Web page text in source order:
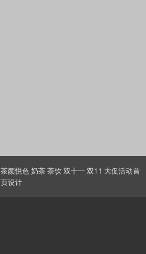
茶颜悦色 奶茶 茶饮 双十一 双11 大促活动首
页设计